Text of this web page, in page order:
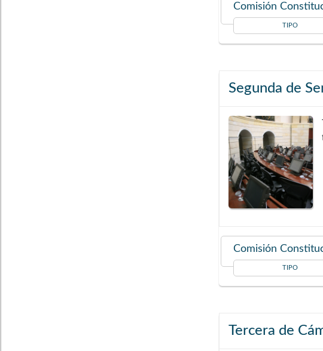
Comisión
TIPO
Segunda de
Comisión
TIPO
Tercera de